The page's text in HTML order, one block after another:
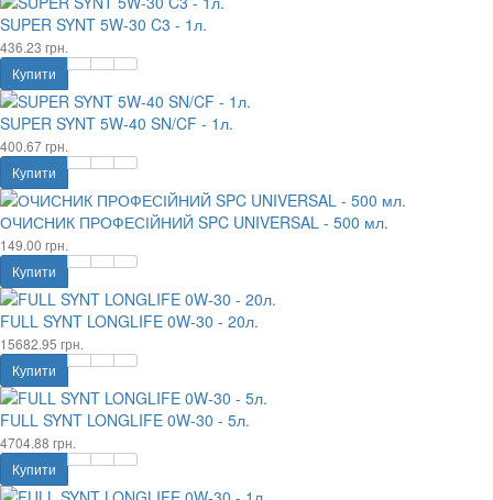
SUPER SYNT 5W-30 C3 - 1л.
436.23 грн.
Купити
SUPER SYNT 5W-40 SN/CF - 1л.
400.67 грн.
Купити
ОЧИСНИК ПРОФЕСІЙНИЙ SPC UNIVERSAL - 500 мл.
149.00 грн.
Купити
FULL SYNT LONGLIFE 0W-30 - 20л.
15682.95 грн.
Купити
FULL SYNT LONGLIFE 0W-30 - 5л.
4704.88 грн.
Купити